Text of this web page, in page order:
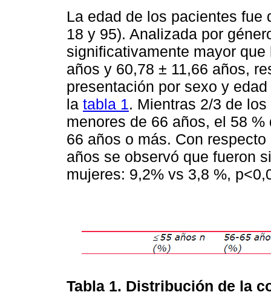
La edad de los pacientes fue
18 y 95). Analizada por
significativamente mayor
años y 60,78 ± 11,66 años,
presentación por sexo y
la tabla 1. Mientras 2/3 de
menores de 66 años, el 58
66 años o más. Con
años se observó que fueron
mujeres: 9,2% vs 3,8 %,
Tabla 1. Distribución de la